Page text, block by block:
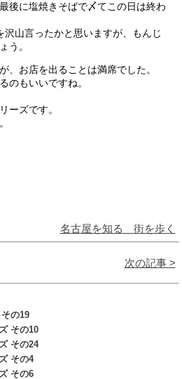
後に塩焼きそばで〆てこの日は終わ
山言ったかと思いますが、もんじ
う。
、お店を出ることは満席でした。
のもいいですね。
ーズです。
名古屋を知る 街を歩く
次の記事 >
の19
その10
その24
その4
その6